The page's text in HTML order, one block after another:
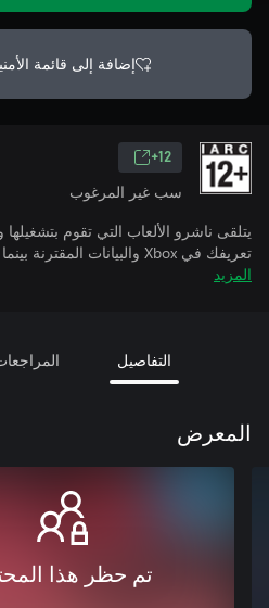
إضافة إلى قائمة
12+
سب غير المرغوب
يتلقى ناشرو الألعاب التي تقوم
تعريفك في Xbox والبيانات المقترنة بينما تمارس الألعاب.
المزيد
التفاصيل
المعرض
تم حظر هذا